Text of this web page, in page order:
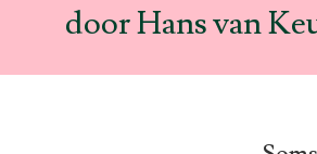
door Hans van